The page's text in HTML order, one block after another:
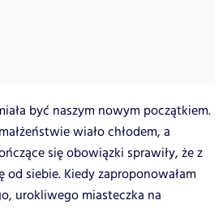
być naszym nowym początkiem.
wiało chłodem, a
się obowiązki sprawiły, że z
siebie. Kiedy zaproponowałam
urokliwego miasteczka na